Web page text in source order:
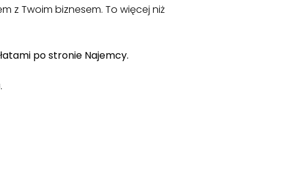
z Twoim biznesem. To więcej niż
po stronie Najemcy.